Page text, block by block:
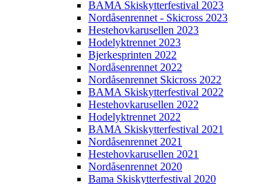
BAMA Skiskytterfestival 2023
Nordåsenrennet - Skicross 2023
Hestehovkarusellen 2023
Hodelyktrennet 2023
Bjerkesprinten 2022
Nordåsenrennet 2022
Nordåsenrennet Skicross 2022
BAMA Skiskytterfestival 2022
Hestehovkarusellen 2022
Hodelyktrennet 2022
BAMA Skiskytterfestival 2021
Nordåsenrennet 2021
Hestehovkarusellen 2021
Nordåsenrennet 2020
Bama Skiskytterfestival 2020